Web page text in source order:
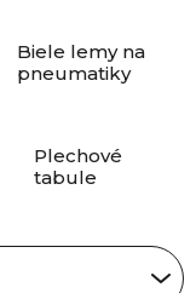
Biele lemy na
pneumatiky
Plechové
tabule